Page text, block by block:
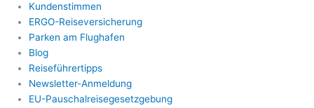
Kundenstimmen
ERGO-Reiseversicherung
Parken am Flughafen
Blog
Reiseführertipps
Newsletter-Anmeldung
EU-Pauschalreisegesetzgebung